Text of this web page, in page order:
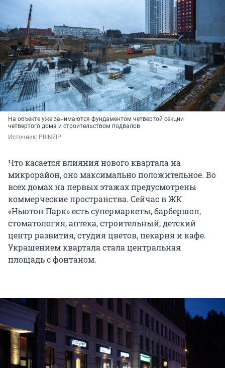
На объекте уже занимаются фундаментом четвертой секции
четвертого дома и строительством подвалов
Источник: PRINZIP
Что касается влияния нового квартала на
микрорайон, оно максимально положительное. Во
всех домах на первых этажах предусмотрены
коммерческие пространства. Сейчас в ЖК
«Ньютон Парк» есть супермаркеты, барбершоп,
стоматология, аптека, строительный, детский
центр развития, студия цветов, пекарня и кафе.
Украшением квартала стала центральная
площадь с фонтаном.